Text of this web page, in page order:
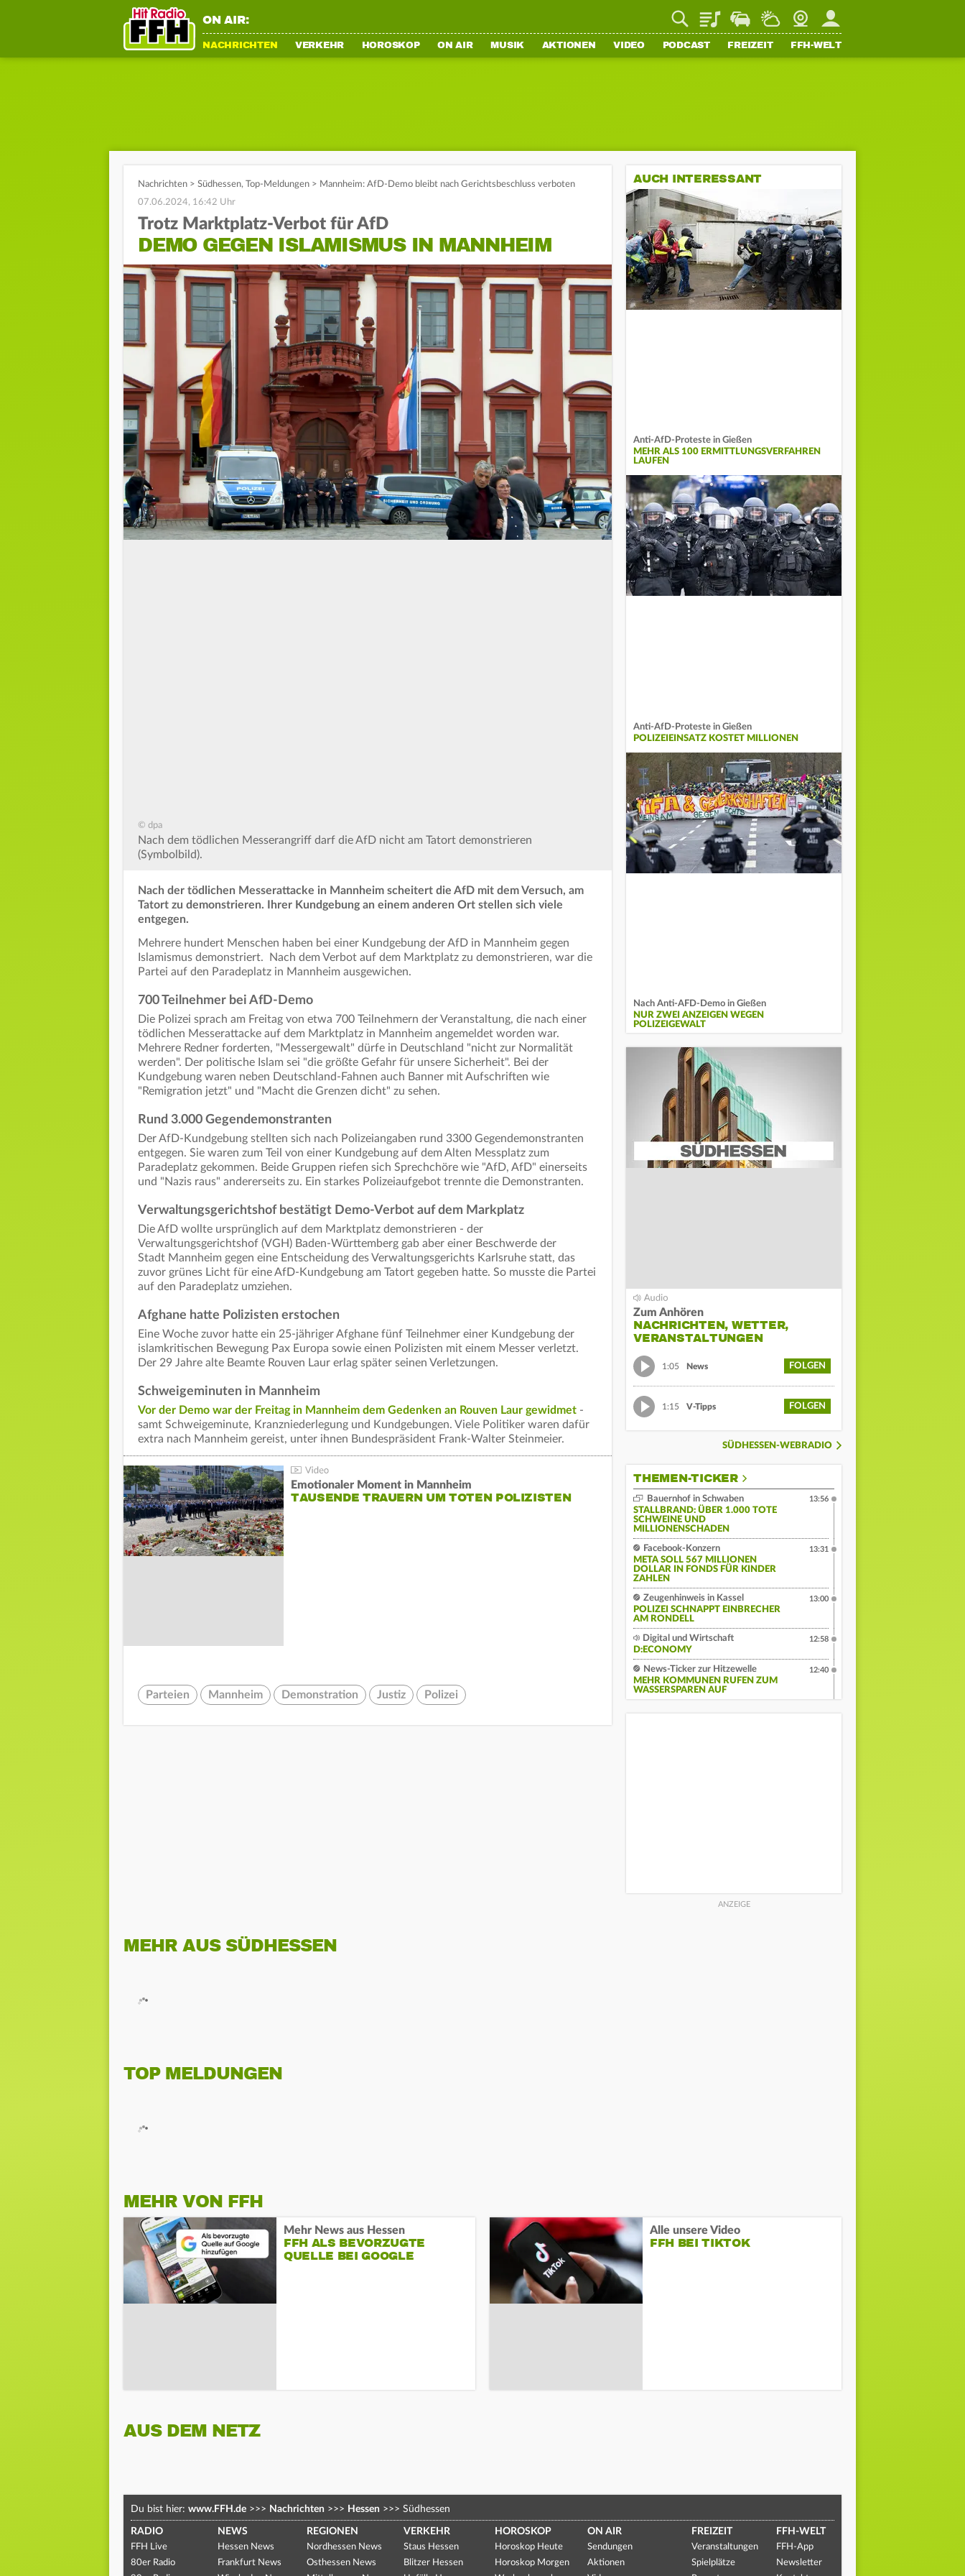
ON AIR: PlaylistStaupilotWetterWebcamMein FFH
NACHRICHTEN VERKEHR HOROSKOP ON AIR MUSIK AKTIONEN VIDEO PODCAST FREIZEIT FFH-WELT
Nachrichten > Südhessen, Top-Meldungen > Mannheim: AfD-Demo bleibt nach Gerichtsbeschluss verboten
07.06.2024, 16:42 Uhr
Trotz Marktplatz-Verbot für AfD
DEMO GEGEN ISLAMISMUS IN MANNHEIM
© dpa
Nach dem tödlichen Messerangriff darf die AfD nicht am Tatort demonstrieren
(Symbolbild).
Nach der tödlichen Messerattacke in Mannheim scheitert die AfD mit dem Versuch, am
Tatort zu demonstrieren. Ihrer Kundgebung an einem anderen Ort stellen sich viele
entgegen.
Mehrere hundert Menschen haben bei einer Kundgebung der AfD in Mannheim gegen
Islamismus demonstriert. Nach dem Verbot auf dem Marktplatz zu demonstrieren, war die
Partei auf den Paradeplatz in Mannheim ausgewichen.
700 Teilnehmer bei AfD-Demo
Die Polizei sprach am Freitag von etwa 700 Teilnehmern der Veranstaltung, die nach einer
tödlichen Messerattacke auf dem Marktplatz in Mannheim angemeldet worden war.
Mehrere Redner forderten, "Messergewalt" dürfe in Deutschland "nicht zur Normalität
werden". Der politische Islam sei "die größte Gefahr für unsere Sicherheit". Bei der
Kundgebung waren neben Deutschland-Fahnen auch Banner mit Aufschriften wie
"Remigration jetzt" und "Macht die Grenzen dicht" zu sehen.
Rund 3.000 Gegendemonstranten
Der AfD-Kundgebung stellten sich nach Polizeiangaben rund 3300 Gegendemonstranten
entgegen. Sie waren zum Teil von einer Kundgebung auf dem Alten Messplatz zum
Paradeplatz gekommen. Beide Gruppen riefen sich Sprechchöre wie "AfD, AfD" einerseits
und "Nazis raus" andererseits zu. Ein starkes Polizeiaufgebot trennte die Demonstranten.
Verwaltungsgerichtshof bestätigt Demo-Verbot auf dem Markplatz
Die AfD wollte ursprünglich auf dem Marktplatz demonstrieren - der
Verwaltungsgerichtshof (VGH) Baden-Württemberg gab aber einer Beschwerde der
Stadt Mannheim gegen eine Entscheidung des Verwaltungsgerichts Karlsruhe statt, das
zuvor grünes Licht für eine AfD-Kundgebung am Tatort gegeben hatte. So musste die Partei
auf den Paradeplatz umziehen.
Afghane hatte Polizisten erstochen
Eine Woche zuvor hatte ein 25-jähriger Afghane fünf Teilnehmer einer Kundgebung der
islamkritischen Bewegung Pax Europa sowie einen Polizisten mit einem Messer verletzt.
Der 29 Jahre alte Beamte Rouven Laur erlag später seinen Verletzungen.
Schweigeminuten in Mannheim
Vor der Demo war der Freitag in Mannheim dem Gedenken an Rouven Laur gewidmet -
samt Schweigeminute, Kranzniederlegung und Kundgebungen. Viele Politiker waren dafür
extra nach Mannheim gereist, unter ihnen Bundespräsident Frank-Walter Steinmeier.
Emotionaler Moment in Mannheim
TAUSENDE TRAUERN UM TOTEN POLIZISTEN
Parteien Mannheim Demonstration Justiz Polizei
AUCH INTERESSANT
Anti-AfD-Proteste in Gießen
MEHR ALS 100 ERMITTLUNGSVERFAHREN
LAUFEN
Anti-AfD-Proteste in Gießen
POLIZEIEINSATZ KOSTET MILLIONEN
Nach Anti-AFD-Demo in Gießen
NUR ZWEI ANZEIGEN WEGEN
POLIZEIGEWALT
Zum Anhören
NACHRICHTEN, WETTER,
VERANSTALTUNGEN
1:05 News FOLGEN
1:15 V-Tipps FOLGEN
SÜDHESSEN-WEBRADIO
THEMEN-TICKER
Bauernhof in Schwaben
STALLBRAND: ÜBER 1.000 TOTE
SCHWEINE UND
MILLIONENSCHADEN
13:56
Facebook-Konzern
META SOLL 567 MILLIONEN
DOLLAR IN FONDS FÜR KINDER
ZAHLEN
13:31
Zeugenhinweis in Kassel
POLIZEI SCHNAPPT EINBRECHER
AM RONDELL
13:00
Digital und Wirtschaft
D:ECONOMY
12:58
News-Ticker zur Hitzewelle
MEHR KOMMUNEN RUFEN ZUM
WASSERSPAREN AUF
12:40
MEHR AUS SÜDHESSEN
TOP MELDUNGEN
MEHR VON FFH
Mehr News aus Hessen
FFH ALS BEVORZUGTE
QUELLE BEI GOOGLE
Alle unsere Video
FFH BEI TIKTOK
AUS DEM NETZ
Du bist hier: www.FFH.de >>> Nachrichten >>> Hessen >>> Südhessen
RADIO
FFH Live
80er Radio
NEWS
Hessen News
Frankfurt News
REGIONEN
Nordhessen News
Osthessen News
VERKEHR
Staus Hessen
Blitzer Hessen
HOROSKOP
Horoskop Heute
Horoskop Morgen
ON AIR
Sendungen
Aktionen
FREIZEIT
Veranstaltungen
Spielplätze
FFH-WELT
FFH-App
Newsletter